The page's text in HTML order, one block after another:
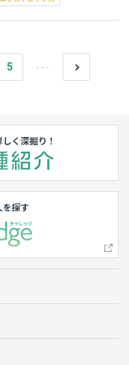
5
く深掘り！
探す